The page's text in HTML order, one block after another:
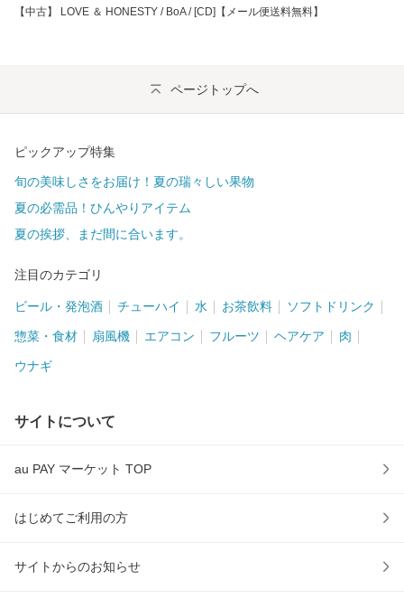
【中古】 LOVE ＆ HONESTY / BoA / [CD]【メール便送料無料】
ページトップへ
ピックアップ特集
旬の美味しさをお届け！夏の瑞々しい果物
夏の必需品！ひんやりアイテム
夏の挨拶、まだ間に合います。
注目のカテゴリ
ビール・発泡酒 チューハイ 水 お茶飲料 ソフトドリンク
惣菜・食材 扇風機 エアコン フルーツ ヘアケア 肉
ウナギ
サイトについて
au PAY マーケット TOP
はじめてご利用の方
サイトからのお知らせ